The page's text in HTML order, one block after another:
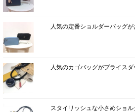
人気の定番ショルダーバッグ
人気のカゴバッグがプライスダ
スタイリッシュな小さめショ